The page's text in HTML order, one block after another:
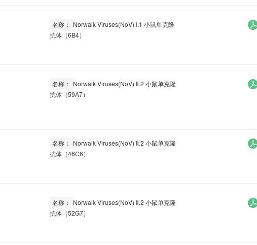
名称：
Norwalk Viruses(NoV) I.1 小鼠单克隆
抗体（6B4）
名称：
Norwalk Viruses(NoV) Ⅱ.2 小鼠单克隆
抗体（59A7）
名称：
Norwalk Viruses(NoV) Ⅱ.2 小鼠单克隆
抗体（46C6）
名称：
Norwalk Viruses(NoV) Ⅱ.2 小鼠单克隆
抗体（52G7）